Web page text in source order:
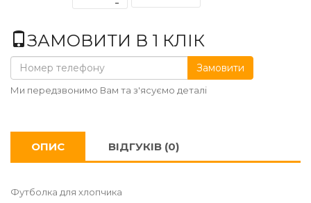
ЗАМОВИТИ В 1 КЛІК
Замовити
Ми передзвонимо Вам та з'ясуємо деталі
ОПИС ВІДГУКІВ (0)
Футболка для хлопчика